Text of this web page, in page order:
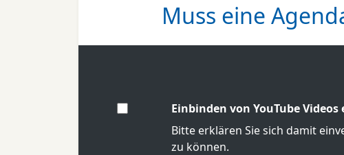
Muss eine
Einbinden von YouTube Videos
Bitte erklären Sie sich damit
zu können.